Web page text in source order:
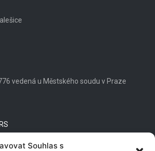
Souhlas s
vedená u Městského soudu v Praze